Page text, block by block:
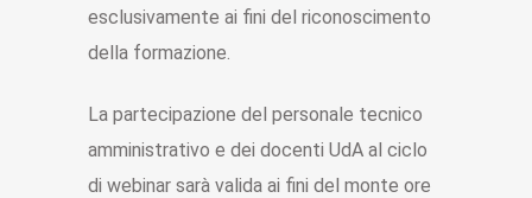
esclusivamente ai fini del riconoscimento
della formazione.
La partecipazione del personale tecnico
amministrativo e dei docenti UdA al ciclo
di webinar sarà valida ai fini del monte ore